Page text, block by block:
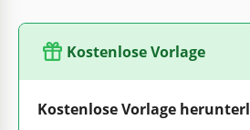
Kostenlose Vorlage
Kostenlose Vorlage